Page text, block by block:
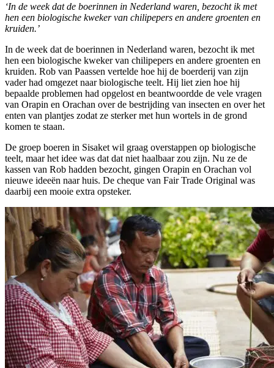
‘In de week dat de boerinnen in Nederland waren, bezocht ik met
hen een biologische kweker van chilipepers en andere groenten en
kruiden.’
In de week dat de boerinnen in Nederland waren, bezocht ik met
hen een biologische kweker van chilipepers en andere groenten en
kruiden. Rob van Paassen vertelde hoe hij de boerderij van zijn
vader had omgezet naar biologische teelt. Hij liet zien hoe hij
bepaalde problemen had opgelost en beantwoordde de vele vragen
van Orapin en Orachan over de bestrijding van insecten en over het
enten van plantjes zodat ze sterker met hun wortels in de grond
komen te staan.
De groep boeren in Sisaket wil graag overstappen op biologische
teelt, maar het idee was dat dat niet haalbaar zou zijn. Nu ze de
kassen van Rob hadden bezocht, gingen Orapin en Orachan vol
nieuwe ideeën naar huis. De cheque van Fair Trade Original was
daarbij een mooie extra opsteker.